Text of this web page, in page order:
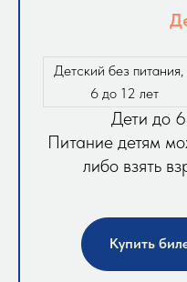
Детский без питания,
6 до 12 лет
Дети до
Питание детям
либо взять
Купить